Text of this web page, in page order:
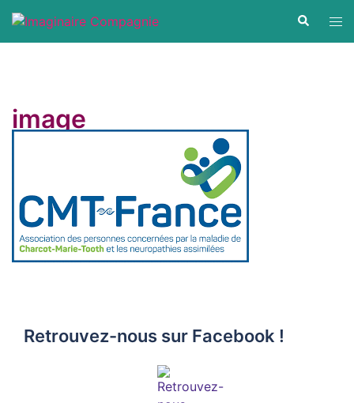
au
contenu
image
Retrouvez-nous sur Facebook !